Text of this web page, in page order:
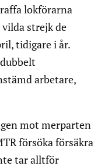
lokförarna
strejk de
tidigare i år.
arbetare,
mot merparten
försöka försäkra
tar alltför